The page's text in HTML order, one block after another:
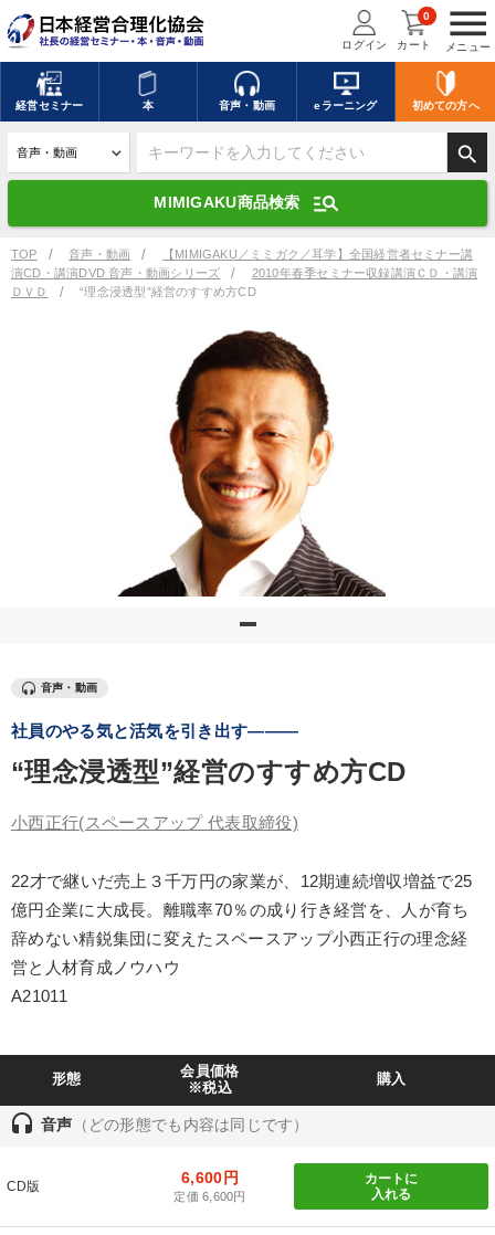
menu
メニュー
ログイン カート
0
経営セミナー 本 音声・動画 eラーニング 初めての方へ
search
MIMIGAKU商品検索 manage_search
キーワードを入力して探す
デジタル版対応のみ検索結果に表示する
search 上記の条件で検索
全国経営者セミナー講演収録物（全1315タイトル）からお探しいただけ
事業家のロマンと経営
若手異才経営者の発想 専門家のアドバイス
リーダーの器量を学ぶ
組織と人を動かすマネジメント力を磨く
【2月】音声・映像 【4月】音声・映像
全国経営者セミナー収録〈売れ筋・人気〉音声＆動画20選
【2026年7月】音声・映像ご案内商品
業種
製造業
キーワード
ブランディング 会長 リピート 中小企業
稲盛和夫 ドラッカー
TOP 音声・動画
【MIMIGAKU／ミミガク／耳学】全国経営者セミナー講
演CD・講演DVD 音声・動画シリーズ
2010年春季セミナー収録講演ＣＤ・講演
ＤＶＤ
“理念浸透型”経営のすすめ方CD
音声・動画
社員のやる気と活気を引き出す―――
“理念浸透型”経営のすすめ方CD
小西正行(スペースアップ 代表取締役)
22才で継いだ売上３千万円の家業が、12期連続増収増益で25
億円企業に大成長。離職率70％の成り行き経営を、人が育ち
辞めない精鋭集団に変えたスペースアップ小西正行の理念経
営と人材育成ノウハウ
A21011
形態
会員価格
※税込
購入
headset 音声 （どの形態でも内容は同じです）
CD版 6,600円
定価 6,600円
カートに
入れる